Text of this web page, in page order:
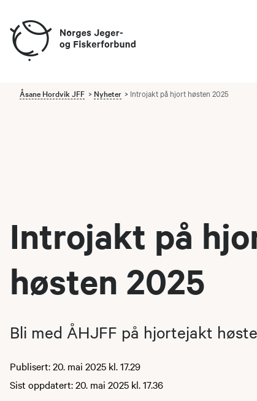
Åsane Hordvik JFF Nyheter Introjakt på hjort høsten 2025
Introjakt på
høsten 2025
Bli med ÅHJFF på hjortejakt
Publisert: 20. mai 2025 kl. 17.29
Sist oppdatert: 20. mai 2025 kl. 17.36